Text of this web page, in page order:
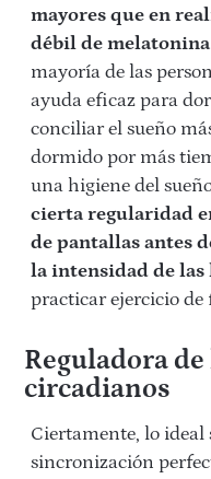
mayores que en
débil de melatonina
mayoría de las
ayuda eficaz para
conciliar el sueño
dormido por más
una higiene del
cierta regularidad
de pantallas antes
la intensidad de las
practicar ejercicio
Reguladora
circadianos
Ciertamente, lo ideal
sincronización